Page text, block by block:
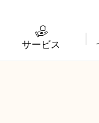
サービス